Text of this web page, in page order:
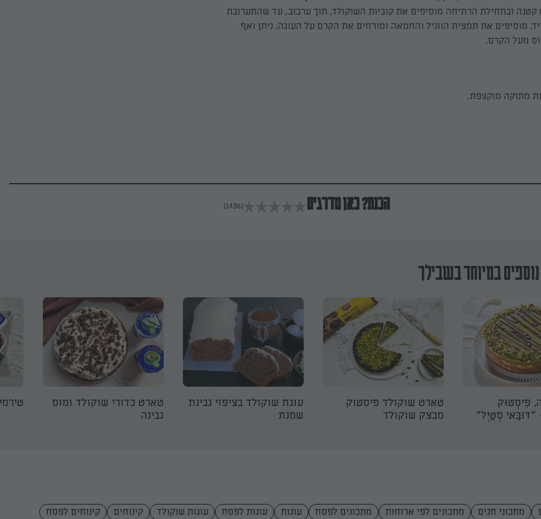
ובתחילת הרתיחה מוסיפים את קוביות השוקולד, תוך ערבוב, עד שהתערובת
מוסיפים את תמצית הווניל והחמאה ומורחים את הקרם על העוגה. ניתן ואף
מעל הקרם.
מתוקה מוקצפת.
הכנת? כאן מדרגים (1436)
במיוחד בשבילך
פִיסְטוּק
"דּוּבַּאי סְטַיְל"
טארט שוקולד פיסטוק
מבצק שוקולד
עוגת שוקולד בציפוי גבינת
שמנת
טארט כדורי שוקולד ומוס
גבינה
מתכוני חגים מתכונים לפי ארוחות מתכונים לפסח עוגות עוגות לפסח עוגות שוקולד קינוחים קינוחים לפסח